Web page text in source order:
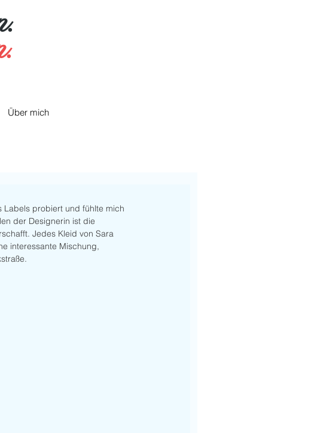
Über mich
Labels probiert und fühlte mich
der Designerin ist die
Jedes Kleid von Sara
interessante Mischung,